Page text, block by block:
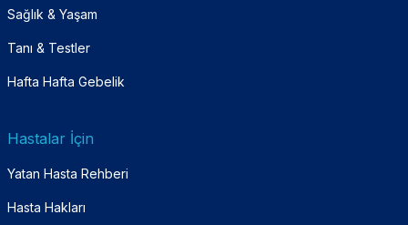
Sağlık & Yaşam
Tanı & Testler
Hafta Hafta Gebelik
Hastalar İçin
Yatan Hasta Rehberi
Hasta Hakları